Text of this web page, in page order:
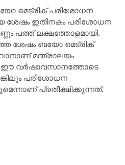
മെട്രിക് പരിശോധന
ശേഷം ഇതിനകം പരിശോധന
പത്ത് ലക്ഷത്തോളമായി.
ശേഷം ബയോ മെട്രിക്
മന്ത്രാലയം
ഈ വർഷാവസാനത്തോടെ
പരിശോധന
പ്രതീക്ഷിക്കുന്നത്.